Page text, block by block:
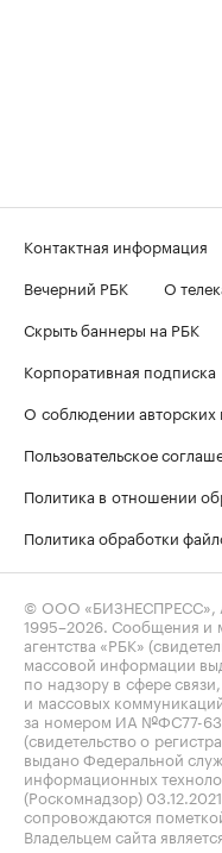
Контактная информация
Вечерний РБК
О
Скрыть баннеры на РБК
Корпоративная подписка
О соблюдении авторских
Пользовательское
Политика в отношении
Политика обработки
© ООО «БИЗНЕСПРЕСС»,
1995–2026 . Сообщения
агентства «РБК»
массовой информации
по надзору в сфере
и массовых
за номером ИА №ФС77-
(свидетельство о
выдано Федеральной
информационных
(Роскомнадзор)
сопровождаются
Владельцем сайта